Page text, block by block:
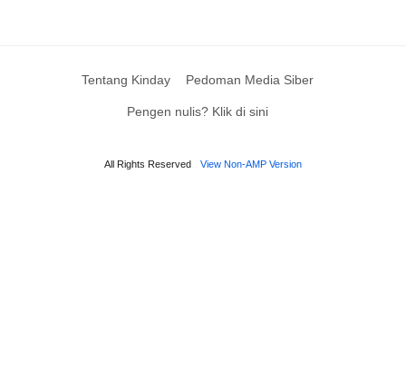
Tentang Kinday Pedoman Media Siber
Pengen nulis? Klik di sini
All Rights Reserved View Non-AMP Version